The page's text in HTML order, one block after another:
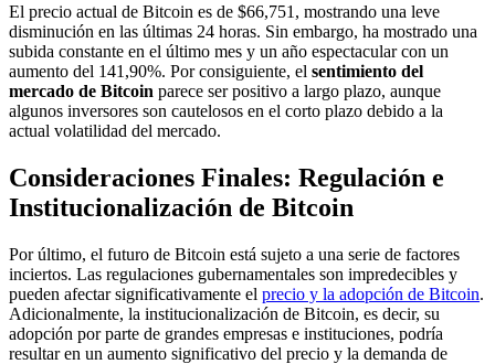
El precio actual de Bitcoin es de $66,751, mostrando una leve
disminución en las últimas 24 horas. Sin embargo, ha mostrado una
subida constante en el último mes y un año espectacular con un
aumento del 141,90%. Por consiguiente, el sentimiento del
mercado de Bitcoin parece ser positivo a largo plazo, aunque
algunos inversores son cautelosos en el corto plazo debido a la
actual volatilidad del mercado.
Consideraciones Finales: Regulación e
Institucionalización de Bitcoin
Por último, el futuro de Bitcoin está sujeto a una serie de factores
inciertos. Las regulaciones gubernamentales son impredecibles y
pueden afectar significativamente el precio y la adopción de Bitcoin.
Adicionalmente, la institucionalización de Bitcoin, es decir, su
adopción por parte de grandes empresas e instituciones, podría
resultar en un aumento significativo del precio y la demanda de